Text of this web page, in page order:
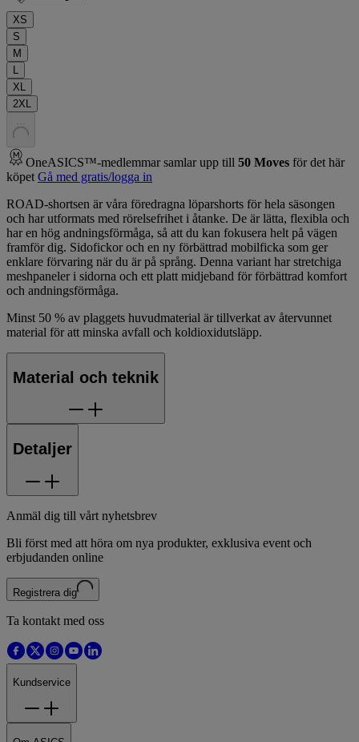
XS
S
M
L
XL
2XL
. . .
OneASICS™-medlemmar samlar upp till 50 Moves för det här
köpet Gå med gratis/logga in
ROAD-shortsen är våra föredragna löparshorts för hela säsongen
och har utformats med rörelsefrihet i åtanke. De är lätta, flexibla och
har en hög andningsförmåga, så att du kan fokusera helt på vägen
framför dig. Sidofickor och en ny förbättrad mobilficka som ger
enklare förvaring när du är på språng. Denna variant har stretchiga
meshpaneler i sidorna och ett platt midjeband för förbättrad komfort
och andningsförmåga.
Minst 50 % av plaggets huvudmaterial är tillverkat av återvunnet
material för att minska avfall och koldioxidutsläpp.
Material och teknik
Detaljer
Anmäl dig till vårt nyhetsbrev
Bli först med att höra om nya produkter, exklusiva event och
erbjudanden online
Registrera dig
Ta kontakt med oss
Kundservice